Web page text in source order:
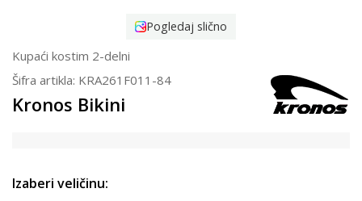
Pogledaj slično
Kupaći kostim 2-delni
Šifra artikla: KRA261F011-84
Kronos Bikini
Izaberi veličinu: